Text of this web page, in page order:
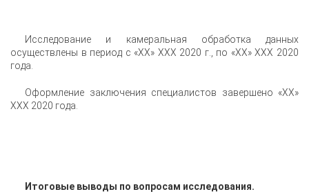
Исследование и камеральная обработка данных
осуществлены в период с «XX» XXX 2020 г., по «XX» XXX 2020
года.
Оформление заключения специалистов завершено «XX»
XXX 2020 года.
Итоговые выводы по вопросам исследования.